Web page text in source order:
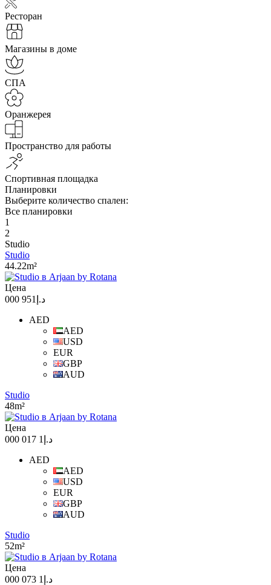
Ресторан
Магазины в доме
СПА
Оранжерея
Пространство для работы
Спортивная площадка
Планировки
Выберите количество спален:
Все планировки
1
2
Studio
Studio
44.22m²
Цена
د.إ951 000
AED
AED
USD
EUR
GBP
AUD
Studio
48m²
Цена
د.إ1 017 000
AED
AED
USD
EUR
GBP
AUD
Studio
52m²
Цена
د.إ1 073 000